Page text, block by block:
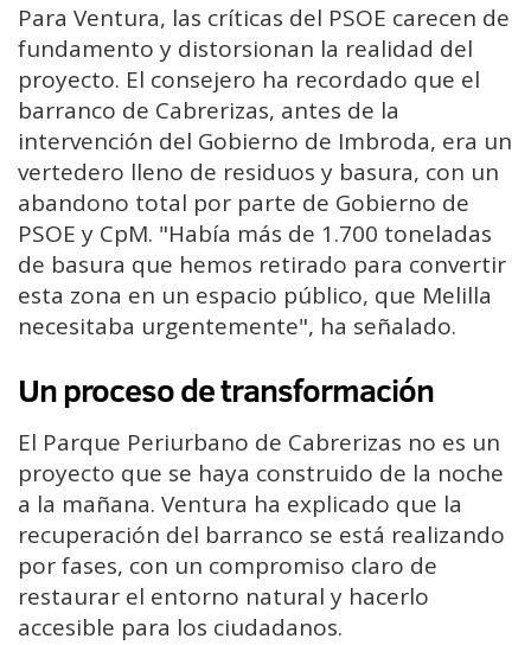
Para Ventura, las críticas del PSOE carecen de
fundamento y distorsionan la realidad del
proyecto. El consejero ha recordado que el
barranco de Cabrerizas, antes de la
intervención del Gobierno de Imbroda, era un
vertedero lleno de residuos y basura, con un
abandono total por parte de Gobierno de
PSOE y CpM. "Había más de 1.700 toneladas
de basura que hemos retirado para convertir
esta zona en un espacio público, que Melilla
necesitaba urgentemente", ha señalado.
Un proceso de transformación
El Parque Periurbano de Cabrerizas no es un
proyecto que se haya construido de la noche
a la mañana. Ventura ha explicado que la
recuperación del barranco se está realizando
por fases, con un compromiso claro de
restaurar el entorno natural y hacerlo
accesible para los ciudadanos.